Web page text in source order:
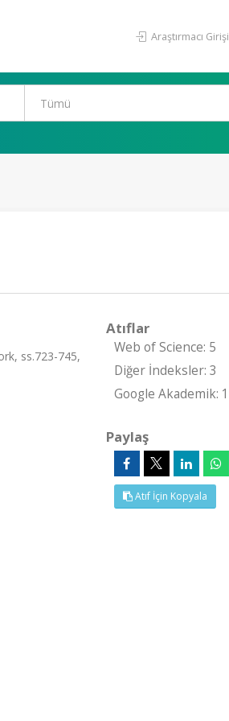
Araştırmacı Girişi
ss.723-745,
Atıflar
Web of Science: 5
Diğer İndeksler: 3
Google Akademik: 1
Paylaş
Atıf İçin Kopyala